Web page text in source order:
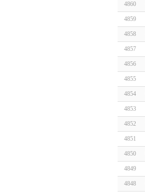
4860
4859
4858
4857
4856
4855
4854
4853
4852
4851
4850
4849
4848